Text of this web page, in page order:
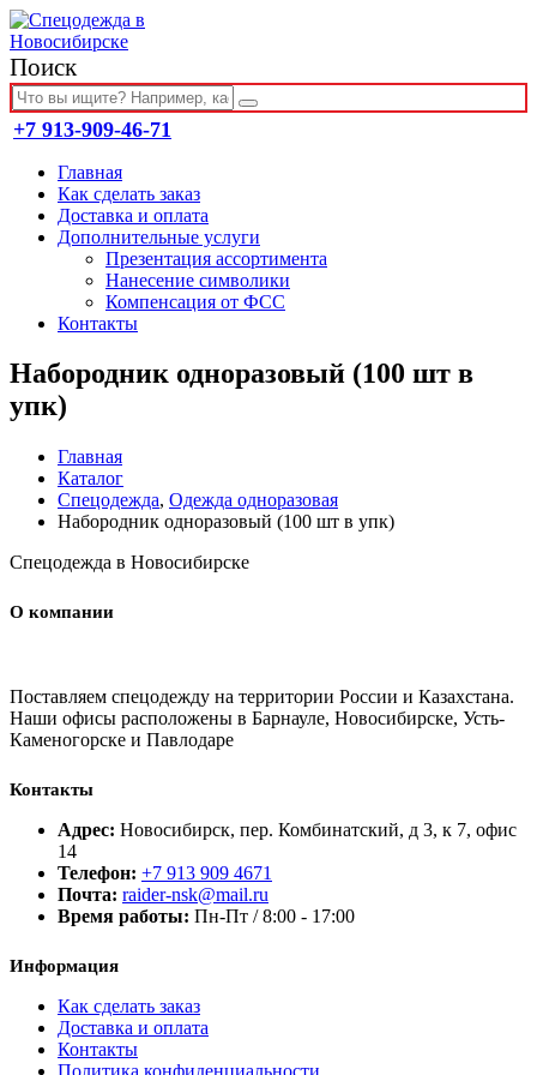
Поиск
+7 913-909-46-71
Главная
Как сделать заказ
Доставка и оплата
Дополнительные услуги
Презентация ассортимента
Нанесение символики
Компенсация от ФСС
Контакты
Набородник одноразовый (100 шт в
упк)
Главная
Каталог
Спецодежда, Одежда одноразовая
Набородник одноразовый (100 шт в упк)
Спецодежда в Новосибирске
О компании
Поставляем спецодежду на территории России и Казахстана.
Наши офисы расположены в Барнауле, Новосибирске, Усть-
Каменогорске и Павлодаре
Контакты
Адрес: Новосибирск, пер. Комбинатский, д 3, к 7, офис
14
Телефон: +7 913 909 4671
Почта: raider-nsk@mail.ru
Время работы: Пн-Пт / 8:00 - 17:00
Информация
Как сделать заказ
Доставка и оплата
Контакты